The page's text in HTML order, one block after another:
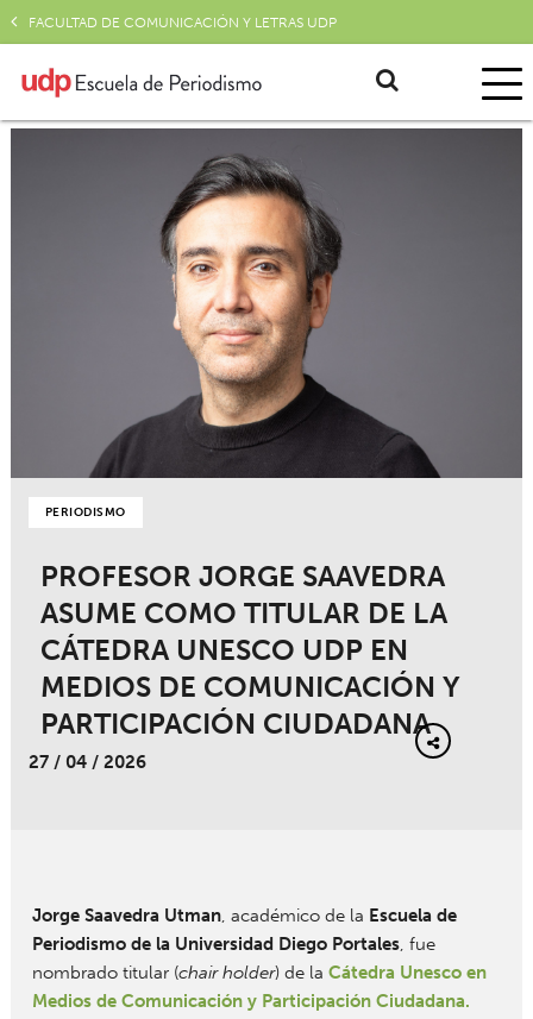
FACULTAD DE COMUNICACIÓN Y LETRAS UDP
PERIODISMO
PROFESOR JORGE SAAVEDRA
ASUME COMO TITULAR DE LA
CÁTEDRA UNESCO UDP EN
MEDIOS DE COMUNICACIÓN Y
PARTICIPACIÓN CIUDADANA
27 / 04 / 2026
Jorge Saavedra Utman, académico de la Escuela de
Periodismo de la Universidad Diego Portales, fue
nombrado titular (chair holder) de la Cátedra Unesco en
Medios de Comunicación y Participación Ciudadana.